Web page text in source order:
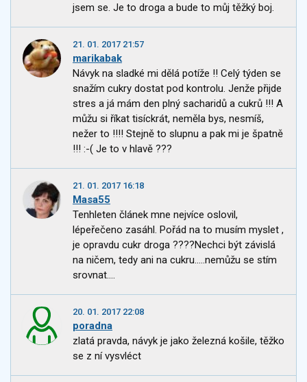
jsem se. Je to droga a bude to můj těžký boj.
21. 01. 2017 21:57
marikabak
Návyk na sladké mi dělá potíže !! Celý týden se
snažím cukry dostat pod kontrolu. Jenže přijde
stres a já mám den plný sacharidů a cukrů !!! A
můžu si říkat tisíckrát, neměla bys, nesmíš,
nežer to !!!! Stejně to slupnu a pak mi je špatně
!!! :-( Je to v hlavě ???
21. 01. 2017 16:18
Masa55
Tenhleten článek mne nejvíce oslovil,
lépeřečeno zasáhl. Pořád na to musím myslet ,
je opravdu cukr droga ????Nechci být závislá
na ničem, tedy ani na cukru.....nemůžu se stím
srovnat....
20. 01. 2017 22:08
poradna
zlatá pravda, návyk je jako železná košile, těžko
se z ní vysvléct